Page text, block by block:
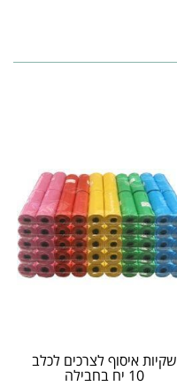
שקיות איסוף לצרכים לכלב
10 יח בחבילה